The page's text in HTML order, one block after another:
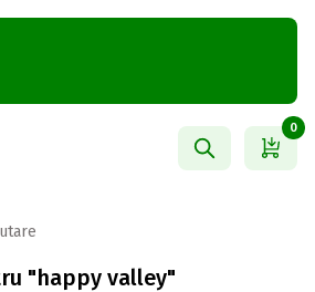
0
"happy valley"